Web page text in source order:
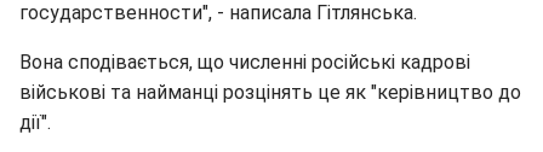
государственности", - написала Гітлянська.
Вона сподівається, що численні російські кадрові
військові та найманці розцінять це як "керівництво до
дії".